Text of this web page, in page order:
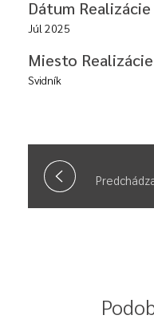
Dátum Realizácie
Júl 2025
Miesto Realizácie
Svidník